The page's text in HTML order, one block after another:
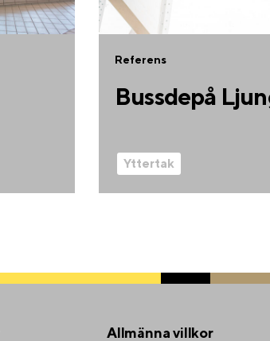
Referens
Bussdepå
Yttertak
Allmänna villkor